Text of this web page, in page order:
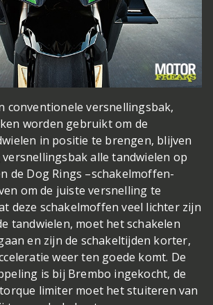
conventionele versnellingsbak,
worden gebruikt om de
in positie te brengen, blijven
alle tandwielen op
de Dog Rings –schakelmoffen-
om de juiste versnelling te
deze schakelmoffen veel lichter zijn
tandwielen, moet het schakelen
en zijn de schakeltijden korter,
weer ten goede komt. De
is bij Brembo ingekocht, de
limiter moet het stuiteren van